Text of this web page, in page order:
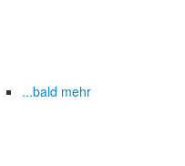
...bald mehr